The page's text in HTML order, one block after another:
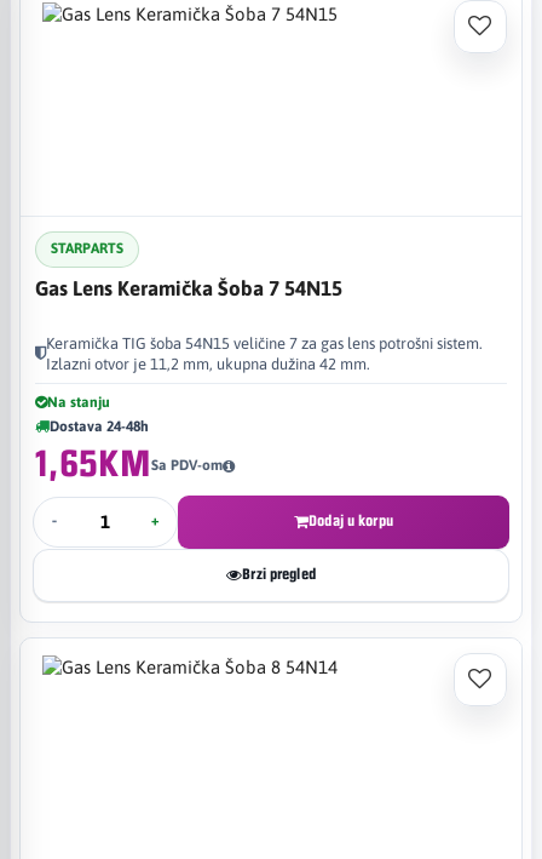
STARPARTS
Gas Lens Keramička Šoba 7 54N15
Keramička TIG šoba 54N15 veličine 7 za gas lens potrošni sistem.
Izlazni otvor je 11,2 mm, ukupna dužina 42 mm.
Na stanju
Dostava 24-48h
1,65KMSa PDV-om
- + Dodaj u korpu
Brzi pregled